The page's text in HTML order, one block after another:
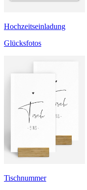
Hochzeitseinladung
Glücksfotos
Tischnummer